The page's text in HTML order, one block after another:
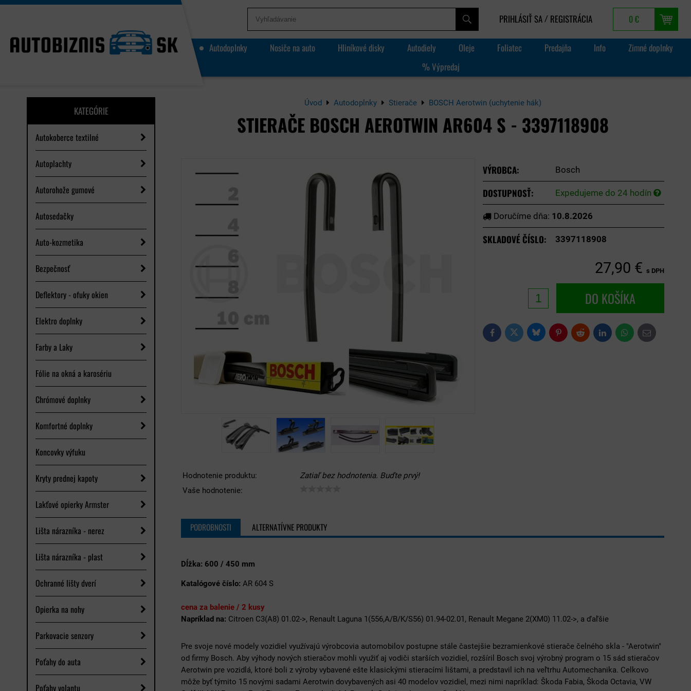
PRIHLÁSIŤ SA / REGISTRÁCIA 0 €
Autodoplnky Nosiče na auto Hliníkové disky Autodiely Oleje Foliatec Predajňa Info
Zimné doplnky
% Výpredaj
KATEGÓRIE
Autokoberce textilné
Autoplachty
Autorohože gumové
Autosedačky
Auto-kozmetika
Bezpečnosť
Deflektory - ofuky okien
Elektro doplnky
Farby a Laky
Fólie na okná a karosériu
Chrómové doplnky
Komfortné doplnky
Koncovky výfuku
Kryty prednej kapoty
Lakťové opierky Armster
Lišta nárazníka - nerez
Lišta nárazníka - plast
Ochranné lišty dverí
Opierka na nohy
Parkovacie senzory
Poťahy do auta
Poťahy volantu
Úvod Autodoplnky Stierače BOSCH Aerotwin (uchytenie hák)
STIERAČE BOSCH AEROTWIN AR604 S - 3397118908
Hodnotenie produktu:
Zatiaľ bez hodnotenia. Buďte prvý!
Vaše hodnotenie:
VÝROBCA: Bosch
DOSTUPNOSŤ: Expedujeme do 24 hodín
Doručíme dňa: 10.8.2026
SKLADOVÉ ČÍSLO: 3397118908
27,90 € s DPH
DO KOŠÍKA
FacebookTwitter BlueskyPinterestReddit LinkedInWhatsApp
E-
mail
PODROBNOSTI ALTERNATÍVNE PRODUKTY
Dĺžka: 600 / 450 mm
Katalógové číslo: AR 604 S
cena za balenie / 2 kusy
Napríklad na: Citroen C3(A8) 01.02->, Renault Laguna 1(556,A/B/K/S56) 01.94-02.01, Renault Megane 2(XM0) 11.02->, a ďaľšie
Pre svoje nové modely vozidiel využívajú výrobcovia automobilov postupne stále častejšie bezramienkové stierače čelného skla - "Aerotwin"
od firmy Bosch. Aby výhody nových stieračov mohli využiť aj vodiči starších vozidiel, rozšíril Bosch svoj výrobný program o 15 sád stieračov
Aerotwin pre vozidlá, ktoré boli z výroby vybavené ešte klasickými stieracími lištami, a predstavil ich na veľtrhu Automechanika. Celkovo
môže byť týmito 15 novými sadami Aerotwin dovybavených asi 40 modelov vozidiel, mezi nimi napríklad: Škoda Fabia, Škoda Octavia, VW